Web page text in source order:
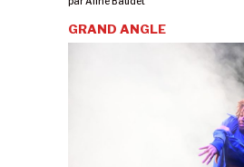
GRAND ANGLE